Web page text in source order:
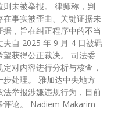
。 律师称，判
事实被歪曲、关键证据未
，旨在纠正程序中的不当
夫自 2025 年 9 月 4 日被羁
公正裁决。 司法委
对内容进行分析与核查，
达中央地方
举报涉嫌违规行为，目前
Makarim